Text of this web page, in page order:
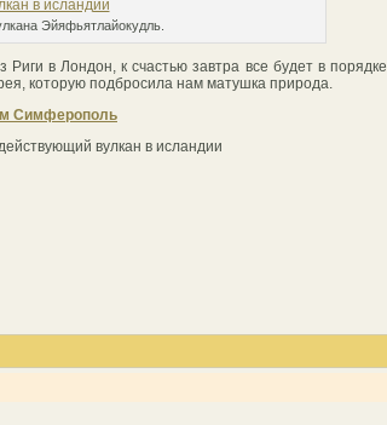
Эйяфьятлайокудль.
в Лондон, к счастью завтра все будет в порядке,
которую подбросила нам матушка природа.
Симферополь
вулкан в исландии